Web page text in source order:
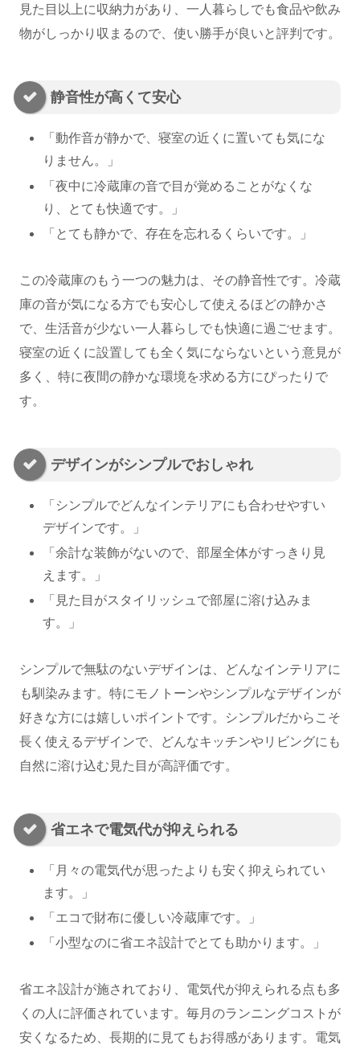
見た目以上に収納力があり、一人暮らしでも食品や飲み
物がしっかり収まるので、使い勝手が良いと評判です。
静音性が高くて安心
「動作音が静かで、寝室の近くに置いても気にな
りません。」
「夜中に冷蔵庫の音で目が覚めることがなくな
り、とても快適です。」
「とても静かで、存在を忘れるくらいです。」
この冷蔵庫のもう一つの魅力は、その静音性です。冷蔵
庫の音が気になる方でも安心して使えるほどの静かさ
で、生活音が少ない一人暮らしでも快適に過ごせます。
寝室の近くに設置しても全く気にならないという意見が
多く、特に夜間の静かな環境を求める方にぴったりで
す。
デザインがシンプルでおしゃれ
「シンプルでどんなインテリアにも合わせやすい
デザインです。」
「余計な装飾がないので、部屋全体がすっきり見
えます。」
「見た目がスタイリッシュで部屋に溶け込みま
す。」
シンプルで無駄のないデザインは、どんなインテリアに
も馴染みます。特にモノトーンやシンプルなデザインが
好きな方には嬉しいポイントです。シンプルだからこそ
長く使えるデザインで、どんなキッチンやリビングにも
自然に溶け込む見た目が高評価です。
省エネで電気代が抑えられる
「月々の電気代が思ったよりも安く抑えられてい
ます。」
「エコで財布に優しい冷蔵庫です。」
「小型なのに省エネ設計でとても助かります。」
省エネ設計が施されており、電気代が抑えられる点も多
くの人に評価されています。毎月のランニングコストが
安くなるため、長期的に見てもお得感があります。電気